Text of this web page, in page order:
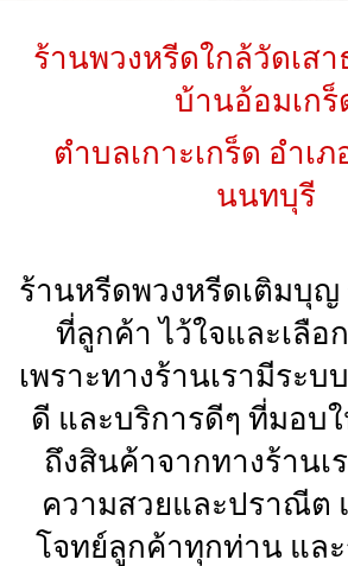
ร้านพวงหรีดใกล้วัดเส
บ้านอ้อมเกร็
ตำบลเกาะเกร็ด อำเ
นนทบุรี
ร้านหรีดพวงหรีดเติมบุญ
ที่ลูกค้า ไว้ใจและเลือ
เพราะทางร้านเรามีระบ
ดี และบริการดีๆ ที่มอบ
ถึงสินค้าจากทางร้าน
ความสวยและปราณีต
โจทย์ลูกค้าทุกท่าน แล